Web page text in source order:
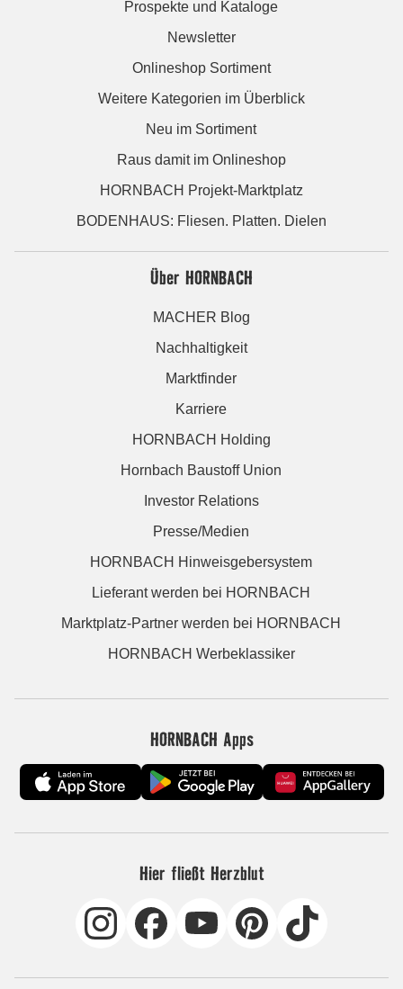
Prospekte und Kataloge
Newsletter
Onlineshop Sortiment
Weitere Kategorien im Überblick
Neu im Sortiment
Raus damit im Onlineshop
HORNBACH Projekt-Marktplatz
BODENHAUS: Fliesen. Platten. Dielen
Über HORNBACH
MACHER Blog
Nachhaltigkeit
Marktfinder
Karriere
HORNBACH Holding
Hornbach Baustoff Union
Investor Relations
Presse/Medien
HORNBACH Hinweisgebersystem
Lieferant werden bei HORNBACH
Marktplatz-Partner werden bei HORNBACH
HORNBACH Werbeklassiker
HORNBACH Apps
Hier fließt Herzblut